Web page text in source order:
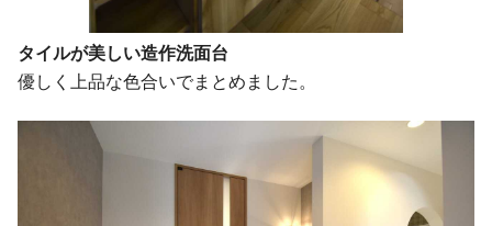
タイルが美しい造作洗面台
優しく上品な色合いでまとめました。